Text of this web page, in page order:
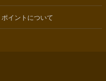
ポイントについて